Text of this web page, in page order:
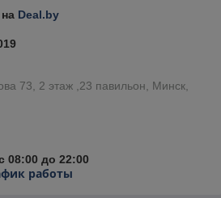
Deal.by
73, 2 этаж ,23 павильон, Минск,
08:00 до 22:00
работы